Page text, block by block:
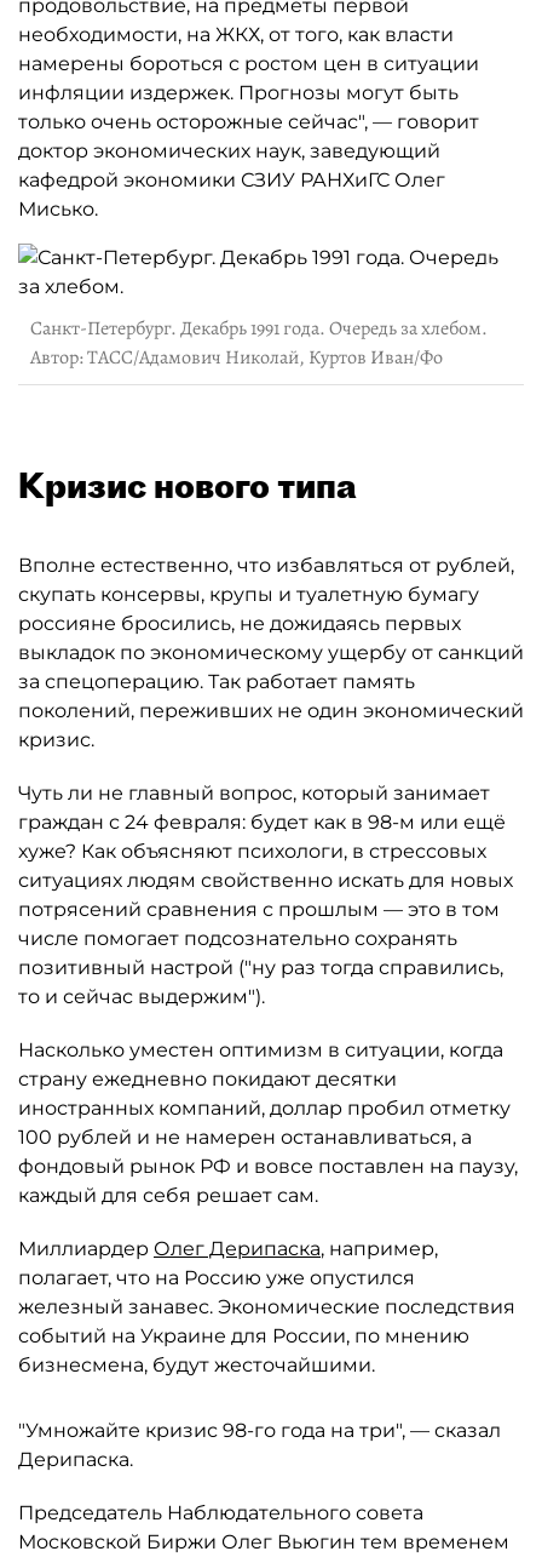
продовольствие, на предметы первой
необходимости, на ЖКХ, от того, как власти
намерены бороться с ростом цен в ситуации
инфляции издержек. Прогнозы могут быть
только очень осторожные сейчас", — говорит
доктор экономических наук, заведующий
кафедрой экономики СЗИУ РАНХиГС Олег
Мисько.
Санкт-Петербург. Декабрь 1991 года. Очередь за хлебом.
Автор: ТАСС/Адамович Николай, Куртов Иван/Фо
Кризис нового типа
Вполне естественно, что избавляться от рублей,
скупать консервы, крупы и туалетную бумагу
россияне бросились, не дожидаясь первых
выкладок по экономическому ущербу от санкций
за спецоперацию. Так работает память
поколений, переживших не один экономический
кризис.
Чуть ли не главный вопрос, который занимает
граждан с 24 февраля: будет как в 98-м или ещё
хуже? Как объясняют психологи, в стрессовых
ситуациях людям свойственно искать для новых
потрясений сравнения с прошлым — это в том
числе помогает подсознательно сохранять
позитивный настрой ("ну раз тогда справились,
то и сейчас выдержим").
Насколько уместен оптимизм в ситуации, когда
страну ежедневно покидают десятки
иностранных компаний, доллар пробил отметку
100 рублей и не намерен останавливаться, а
фондовый рынок РФ и вовсе поставлен на паузу,
каждый для себя решает сам.
Миллиардер Олег Дерипаска, например,
полагает, что на Россию уже опустился
железный занавес. Экономические последствия
событий на Украине для России, по мнению
бизнесмена, будут жесточайшими.
"Умножайте кризис 98-го года на три", — сказал
Дерипаска.
Председатель Наблюдательного совета
Московской Биржи Олег Вьюгин тем временем